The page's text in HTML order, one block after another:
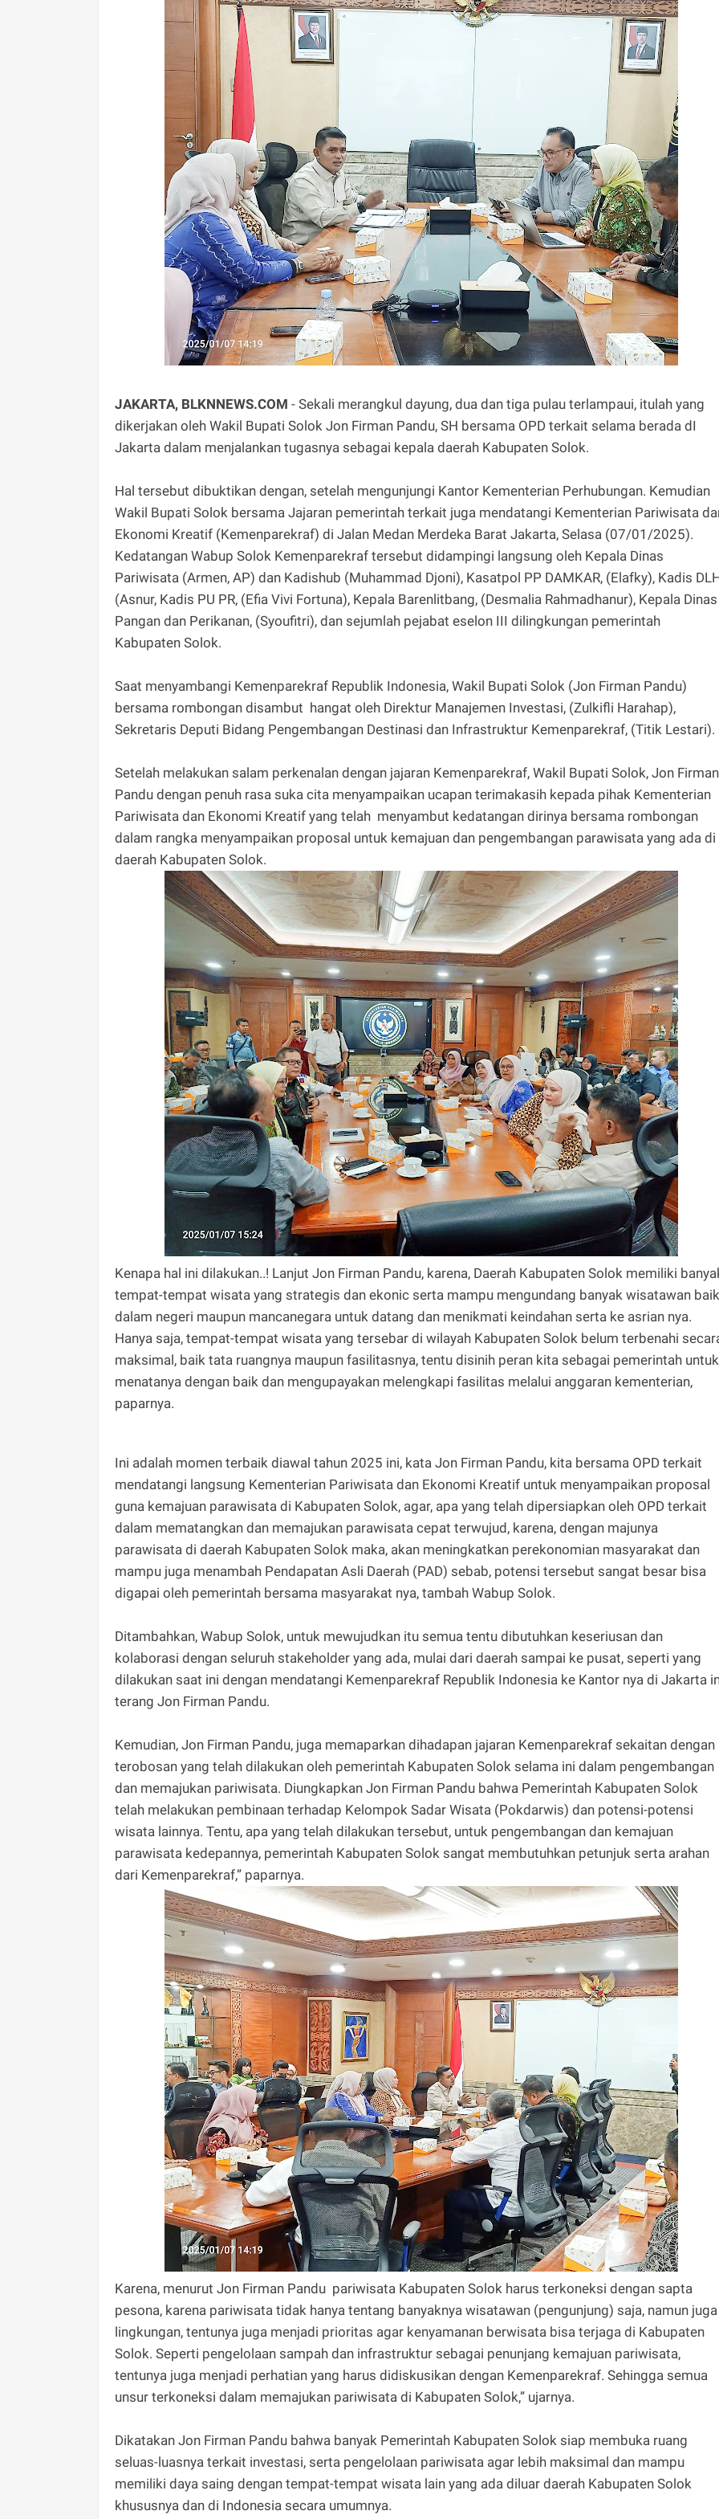
JAKARTA, BLKNNEWS.COM - Sekali merangkul dayung, dua dan tiga pulau terlampaui, itulah yang
dikerjakan oleh Wakil Bupati Solok Jon Firman Pandu, SH bersama OPD terkait selama berada dI
Jakarta dalam menjalankan tugasnya sebagai kepala daerah Kabupaten Solok.
Hal tersebut dibuktikan dengan, setelah mengunjungi Kantor Kementerian Perhubungan. Kemudian
Wakil Bupati Solok bersama Jajaran pemerintah terkait juga mendatangi Kementerian Pariwisata
Ekonomi Kreatif (Kemenparekraf) di Jalan Medan Merdeka Barat Jakarta, Selasa (07/01/2025).
Kedatangan Wabup Solok Kemenparekraf tersebut didampingi langsung oleh Kepala Dinas
Pariwisata (Armen, AP) dan Kadishub (Muhammad Djoni), Kasatpol PP DAMKAR, (Elafky), Kadis
(Asnur, Kadis PU PR, (Efia Vivi Fortuna), Kepala Barenlitbang, (Desmalia Rahmadhanur), Kepala Dinas
Pangan dan Perikanan, (Syoufitri), dan sejumlah pejabat eselon III dilingkungan pemerintah
Kabupaten Solok.
Saat menyambangi Kemenparekraf Republik Indonesia, Wakil Bupati Solok (Jon Firman Pandu)
bersama rombongan disambut hangat oleh Direktur Manajemen Investasi, (Zulkifli Harahap),
Sekretaris Deputi Bidang Pengembangan Destinasi dan Infrastruktur Kemenparekraf, (Titik Lestari).
Setelah melakukan salam perkenalan dengan jajaran Kemenparekraf, Wakil Bupati Solok, Jon Firman
Pandu dengan penuh rasa suka cita menyampaikan ucapan terimakasih kepada pihak Kementerian
Pariwisata dan Ekonomi Kreatif yang telah menyambut kedatangan dirinya bersama rombongan
dalam rangka menyampaikan proposal untuk kemajuan dan pengembangan parawisata yang ada di
daerah Kabupaten Solok.
Kenapa hal ini dilakukan..! Lanjut Jon Firman Pandu, karena, Daerah Kabupaten Solok memiliki
tempat-tempat wisata yang strategis dan ekonic serta mampu mengundang banyak wisatawan baik
dalam negeri maupun mancanegara untuk datang dan menikmati keindahan serta ke asrian nya.
Hanya saja, tempat-tempat wisata yang tersebar di wilayah Kabupaten Solok belum terbenahi
maksimal, baik tata ruangnya maupun fasilitasnya, tentu disinih peran kita sebagai pemerintah untuk
menatanya dengan baik dan mengupayakan melengkapi fasilitas melalui anggaran kementerian,
paparnya.
Ini adalah momen terbaik diawal tahun 2025 ini, kata Jon Firman Pandu, kita bersama OPD terkait
mendatangi langsung Kementerian Pariwisata dan Ekonomi Kreatif untuk menyampaikan proposal
guna kemajuan parawisata di Kabupaten Solok, agar, apa yang telah dipersiapkan oleh OPD terkait
dalam mematangkan dan memajukan parawisata cepat terwujud, karena, dengan majunya
parawisata di daerah Kabupaten Solok maka, akan meningkatkan perekonomian masyarakat dan
mampu juga menambah Pendapatan Asli Daerah (PAD) sebab, potensi tersebut sangat besar bisa
digapai oleh pemerintah bersama masyarakat nya, tambah Wabup Solok.
Ditambahkan, Wabup Solok, untuk mewujudkan itu semua tentu dibutuhkan keseriusan dan
kolaborasi dengan seluruh stakeholder yang ada, mulai dari daerah sampai ke pusat, seperti yang
dilakukan saat ini dengan mendatangi Kemenparekraf Republik Indonesia ke Kantor nya di Jakarta
terang Jon Firman Pandu.
Kemudian, Jon Firman Pandu, juga memaparkan dihadapan jajaran Kemenparekraf sekaitan dengan
terobosan yang telah dilakukan oleh pemerintah Kabupaten Solok selama ini dalam pengembangan
dan memajukan pariwisata. Diungkapkan Jon Firman Pandu bahwa Pemerintah Kabupaten Solok
telah melakukan pembinaan terhadap Kelompok Sadar Wisata (Pokdarwis) dan potensi-potensi
wisata lainnya. Tentu, apa yang telah dilakukan tersebut, untuk pengembangan dan kemajuan
parawisata kedepannya, pemerintah Kabupaten Solok sangat membutuhkan petunjuk serta arahan
dari Kemenparekraf,” paparnya.
Karena, menurut Jon Firman Pandu pariwisata Kabupaten Solok harus terkoneksi dengan sapta
pesona, karena pariwisata tidak hanya tentang banyaknya wisatawan (pengunjung) saja, namun juga
lingkungan, tentunya juga menjadi prioritas agar kenyamanan berwisata bisa terjaga di Kabupaten
Solok. Seperti pengelolaan sampah dan infrastruktur sebagai penunjang kemajuan pariwisata,
tentunya juga menjadi perhatian yang harus didiskusikan dengan Kemenparekraf. Sehingga semua
unsur terkoneksi dalam memajukan pariwisata di Kabupaten Solok,” ujarnya.
Dikatakan Jon Firman Pandu bahwa banyak Pemerintah Kabupaten Solok siap membuka ruang
seluas-luasnya terkait investasi, serta pengelolaan pariwisata agar lebih maksimal dan mampu
memiliki daya saing dengan tempat-tempat wisata lain yang ada diluar daerah Kabupaten Solok
khususnya dan di Indonesia secara umumnya.